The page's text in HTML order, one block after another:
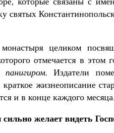
святых
целиком
отмечается в этом
панигиром. Издатели
жизнеописание
и в конце каждого месяца.
желает видеть